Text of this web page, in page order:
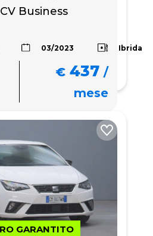
Business
03/2023 Ibrida
€ 437 /
mese
GARANTITO